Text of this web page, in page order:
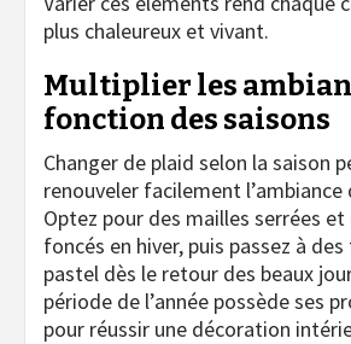
plus chaleureux et vivant.
Multiplier les
fonction des saisons
Changer de plaid selon la saison
renouveler facilement
Optez pour des mailles serrées
foncés en hiver, puis passez à
pastel dès le retour des beaux
période de l’année possède ses
pour réussir une décoration